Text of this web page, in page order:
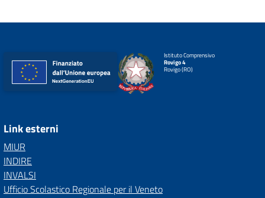
Istituto Comprensivo
Rovigo 4
Rovigo (RO)
Link esterni
MIUR
INDIRE
INVALSI
Ufficio Scolastico Regionale per il Veneto